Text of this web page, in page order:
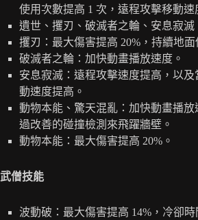
使用次數提高 1 次，遠程攻擊移動速
遺世、攫刃、破滅者之輪、安息寂滅
攫刃：最大傷害提高 20%，持續地面
破滅者之輪：加快動畫播放速度。
安息寂滅：遠程攻擊速度提高，以
動速度提高。
動物本能、驚天混亂：加快動畫播
過改善的碰撞檢測來飛躍牆壁。
動物本能：最大傷害提高 20%。
武僧技能
波動破：最大傷害提高 14%，冷卻時